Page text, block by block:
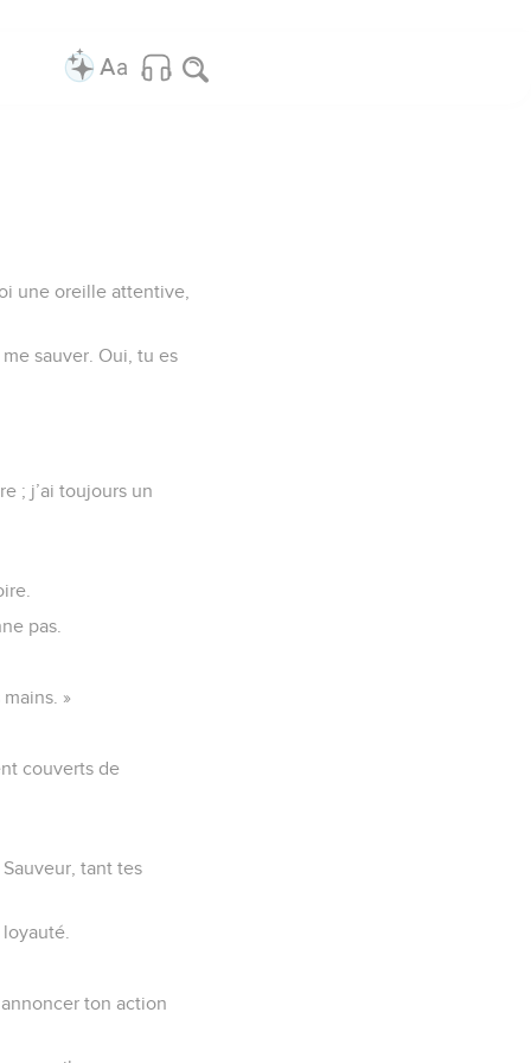
une oreille attentive,
sauver. Oui, tu es
; j’ai toujours un
pas.
»
couverts de
tant tes
ton action